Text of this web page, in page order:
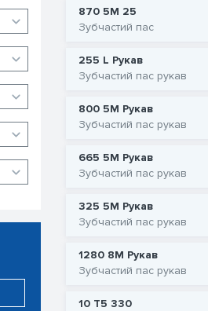
870 5M 25
Зубчастий пас
255 L Рукав
Зубчастий пас рукав
800 5M Рукав
Зубчастий пас рукав
665 5M Рукав
Зубчастий пас рукав
325 5M Рукав
Зубчастий пас рукав
1280 8M Рукав
Зубчастий пас рукав
10 T5 330